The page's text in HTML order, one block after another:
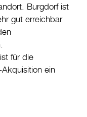
Burgdorf ist
gut erreichbar
für die
ein